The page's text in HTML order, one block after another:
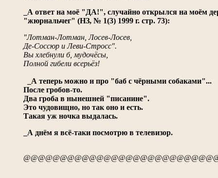
_А ответ на моё "ДА!", случайно открылся на моём
"жюрнальчег" (НЗ, № 1(3) 1999 г. стр. 73):
"Лотман-Лотман, Лосев-Лосев,
Де-Соссюр и Леви-Стросс".
Вы хлебнули б, мудочёсы,
Полной гибели всерьёз!
_А теперь можно и про "баб с чёрными собаками"...
После гробов-то.
Два гроба в нынешней "писанине".
Это чудовищно, но так оно и есть.
Такая уж ночка выдалась.
_А днём я всё-таки посмотрю в телевизор.